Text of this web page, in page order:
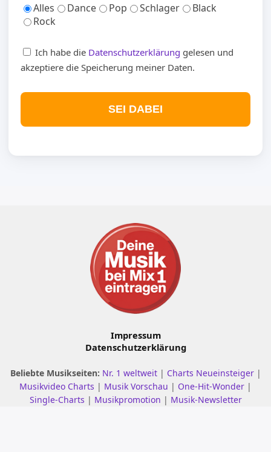
Alles
Dance Pop Schlager
Black
Rock
Ich habe die Datenschutzerklärung gelesen und
akzeptiere die Speicherung meiner Daten.
SEI DABEI
Impressum
Datenschutzerklärung
Beliebte Musikseiten: Nr. 1 weltweit | Charts Neueinsteiger |
Musikvideo Charts | Musik Vorschau | One-Hit-Wonder |
Single-Charts | Musikpromotion | Musik-Newsletter